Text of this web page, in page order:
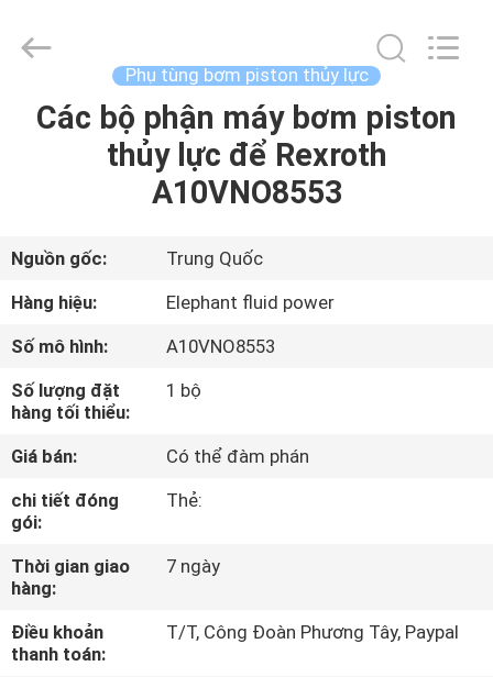
TRANG
SẢN
PHẨM
CHÚNG
TÔI
THAM
QUAN
NHÀ
MÁY
Elephant
Reserved.
Phụ tùng bơm piston thủy lực
Các bộ phận máy bơm piston
thủy lực để Rexroth
A10VNO8553
Nguồn gốc:
Trung Quốc
Hàng hiệu:
Elephant fluid power
Số mô hình:
A10VNO8553
Số lượng đặt
hàng tối thiểu:
1 bộ
Giá bán:
Có thể đàm phán
chi tiết đóng
gói:
Thẻ:
Thời gian giao
hàng:
7 ngày
Điều khoản
thanh toán:
T/T, Công Đoàn Phương Tây, Paypal